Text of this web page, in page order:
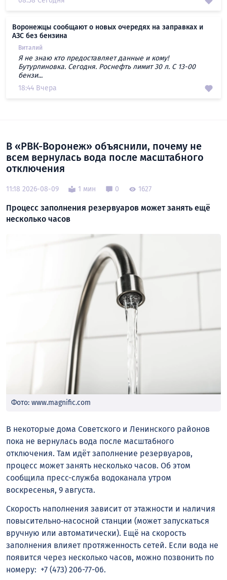
Воронежцы сообщают о новых очередях на заправках и
АЗС без бензина
Виталий
Я не знаю кто предоставляет данные и кому!
Бутурлиновка. Сегодня. Роснефть лимит 30 л. С 13-00
бензи...
18:44 Вчера
В «РВК-Воронеж» объяснили, почему не
всем вернулась вода после масштабного
отключения
11:18 2026-08-09 1 мин 0 1627
Процесс заполнения резервуаров может занять ещё
несколько часов
Фото: www.magnific.com
В некоторые дома Советского и Ленинского районов
пока не вернулась вода после масштабного
отключения. Там идёт заполнение резервуаров,
процесс может занять несколько часов. Об этом
сообщила пресс-служба водоканала утром
воскресенья, 9 августа.
Скорость наполнения зависит от этажности и наличия
повысительно‑насосной станции (может запускаться
вручную или автоматически). Ещё на скорость
заполнения влияет протяженность сетей. Если вода не
появится через несколько часов, можно позвонить по
номеру: +7 (473) 206-77-06.